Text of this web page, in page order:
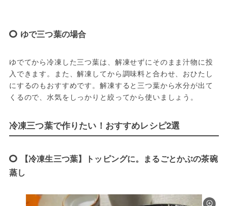
ゆで三つ葉の場合
ゆでてから冷凍した三つ葉は、解凍せずにそのまま汁物に投
入できます。また、解凍してから調味料と合わせ、おひたし
にするのもおすすめです。解凍すると三つ葉から水分が出て
くるので、水気をしっかりと絞ってから使いましょう。
冷凍三つ葉で作りたい！おすすめレシピ2選
【冷凍生三つ葉】トッピングに。まるごとかぶの茶碗
蒸し